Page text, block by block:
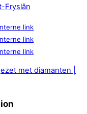
Fryslân
link
link
link